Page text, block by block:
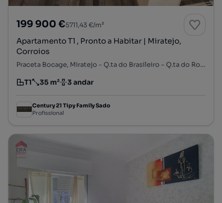
199 900 €5711,43 €/m²
Apartamento T1 , Pronto a Habitar | Miratejo,
Corroios
Praceta Bocage, Miratejo - Q.ta do Brasileiro - Q.ta do Rouxinol, Corroios, Seixal, Setúbal
Tipologia
T1
Preço por metro quadrado
35 m²
Andar 3 andar
Century 21 Tipy Family Sado
Profissional